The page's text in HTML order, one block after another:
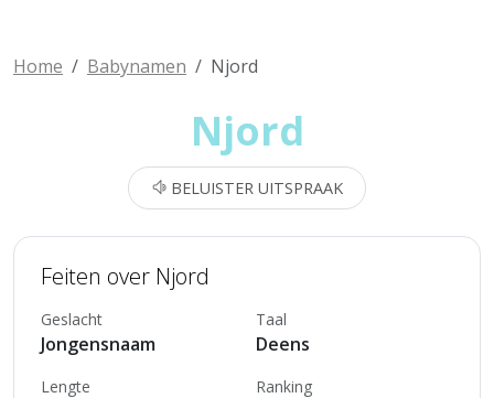
Home Babynamen Njord
Njord
BELUISTER UITSPRAAK
Feiten over Njord
Geslacht
Jongensnaam
Taal
Deens
Lengte Ranking